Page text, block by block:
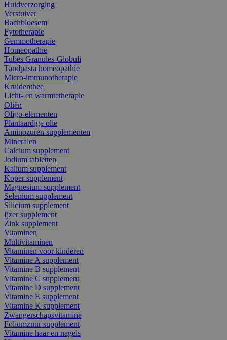
Huidverzorging
Verstuiver
Bachbloesem
Fytotherapie
Gemmotherapie
Homeopathie
Tubes Granules-Globuli
Tandpasta homeopathie
Micro-immunotherapie
Kruidenthee
Licht- en warmtetherapie
Oliën
Oligo-elementen
Plantaardige olie
Aminozuren supplementen
Mineralen
Calcium supplement
Jodium tabletten
Kalium supplement
Koper supplement
Magnesium supplement
Selenium supplement
Silicium supplement
Ijzer supplement
Zink supplement
Vitaminen
Multivitaminen
Vitaminen voor kinderen
Vitamine A supplement
Vitamine B supplement
Vitamine C supplement
Vitamine D supplement
Vitamine E supplement
Vitamine K supplement
Zwangerschapsvitamine
Foliumzuur supplement
Vitamine haar en nagels